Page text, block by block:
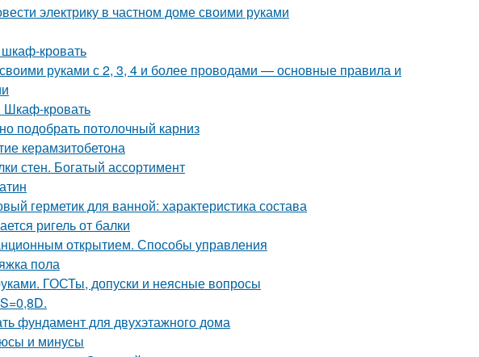
электрику в частном доме своими руками
кровать
руками с 2, 3, 4 и более проводами — основные правила и
Шкаф-кровать
подобрать потолочный карниз
керамзитобетона
стен. Богатый ассортимент
герметик для ванной: характеристика состава
ригель от балки
открытием. Способы управления
пола
ГОСТы, допуски и неясные вопросы
фундамент для двухэтажного дома
и минусы